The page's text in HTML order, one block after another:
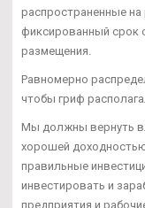
распространенные
фиксированный срок
размещения.
Равномерно
чтобы гриф
Мы должны вернуть
хорошей
правильные
инвестировать и
предприятия и